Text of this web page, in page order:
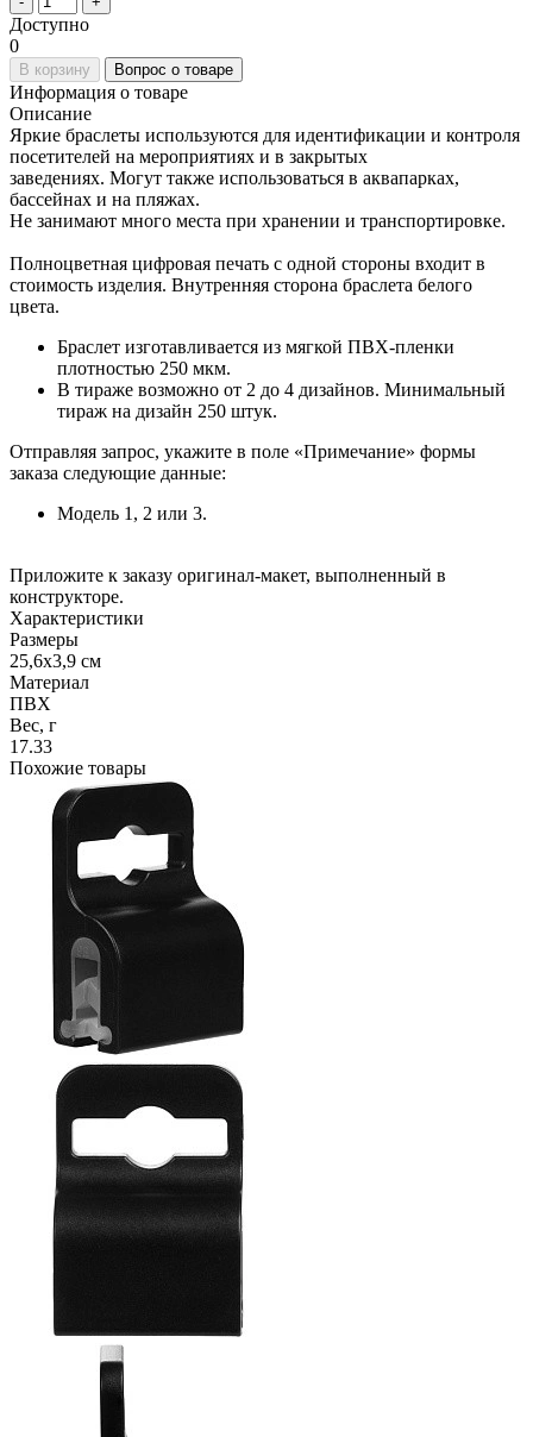
Доступно
0
В корзину Вопрос о товаре
Информация о товаре
Описание
Яркие браслеты используются для идентификации и контроля
посетителей на мероприятиях и в закрытых
заведениях. Могут также использоваться в аквапарках,
бассейнах и на пляжах.
Не занимают много места при хранении и транспортировке.
Полноцветная цифровая печать с одной стороны входит в
стоимость изделия. Внутренняя сторона браслета белого
цвета.
Браслет изготавливается из мягкой ПВХ-пленки
плотностью 250 мкм.
В тираже возможно от 2 до 4 дизайнов. Минимальный
тираж на дизайн 250 штук.
Отправляя запрос, укажите в поле «Примечание» формы
заказа следующие данные:
Модель 1, 2 или 3.
Приложите к заказу оригинал-макет, выполненный в
конструкторе.
Характеристики
Размеры
25,6х3,9 см
Материал
ПВХ
Вес, г
17.33
Похожие товары